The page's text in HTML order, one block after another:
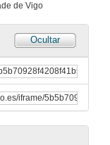
de Vigo
Ocultar
Social Media, a nova linguaxe na educación